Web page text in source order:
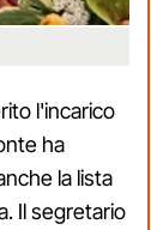
l'incarico
ha
la lista
Il segretario